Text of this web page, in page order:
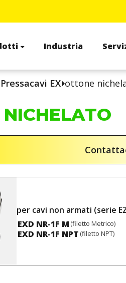
Industria
Pressacavi EX ottone
per cavi non armati (serie
EXD NR-1F M(filetto Metrico)
EXD NR-1F NPT (filetto NPT)